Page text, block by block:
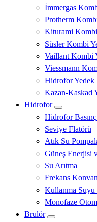
İmmergas
Protherm
Kiturami Kombi
Süsler Kombi
Vaillant Kombi
Viessmann
Hidrofor Yedek
Kazan-Kaskad
Hidrofor
Hidrofor
Seviye Flatörü
Atık Su
Güneş Enerjisi
Su Arıtma
Frekans
Kullanma Suyu
Monofaze
Brulör